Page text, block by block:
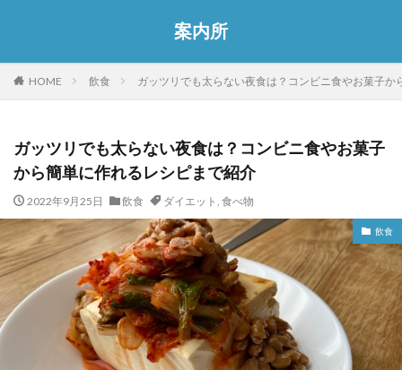
案内所
HOME 飲食 ガッツリでも太らない夜食は？コンビニ食やお菓子か
ガッツリでも太らない夜食は？コンビニ食やお菓子
から簡単に作れるレシピまで紹介
2022年9月25日 飲食 ダイエット , 食べ物
飲食